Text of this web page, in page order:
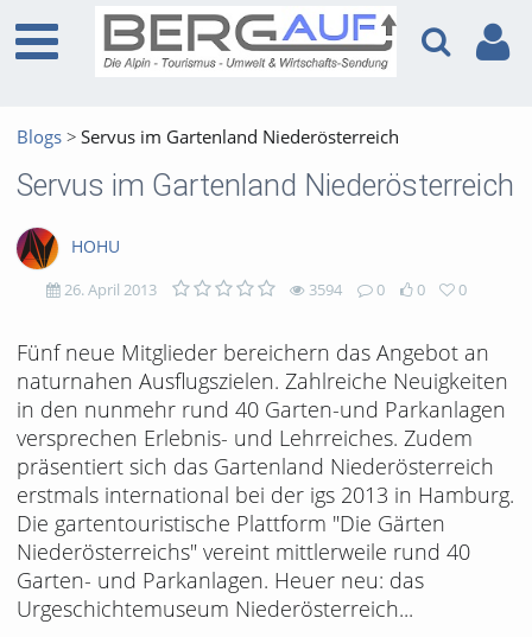
Blogs Servus im Gartenland Niederösterreich
Servus im Gartenland Niederösterreich
HOHU
26. April 2013 3594
3594
views
0
Kommentare
0
likes
0
favorites
Fünf neue Mitglieder bereichern das Angebot an
naturnahen Ausflugszielen. Zahlreiche Neuigkeiten
in den nunmehr rund 40 Garten-und Parkanlagen
versprechen Erlebnis- und Lehrreiches. Zudem
präsentiert sich das Gartenland Niederösterreich
erstmals international bei der igs 2013 in Hamburg.
Die gartentouristische Plattform "Die Gärten
Niederösterreichs" vereint mittlerweile rund 40
Garten- und Parkanlagen. Heuer neu: das
Urgeschichtemuseum Niederösterreich...